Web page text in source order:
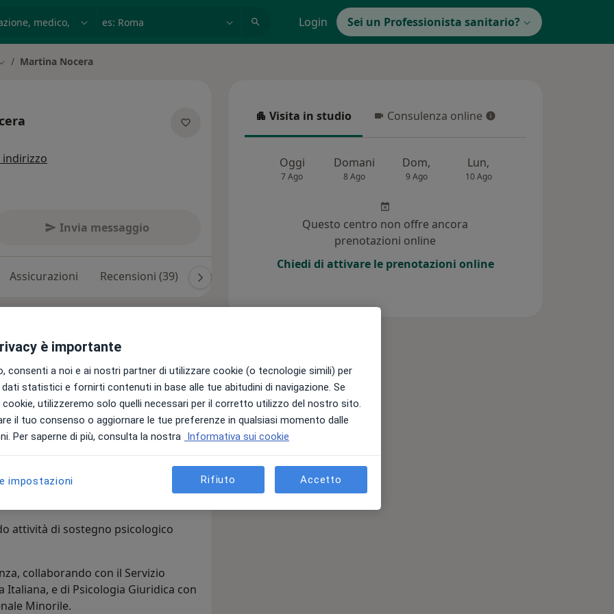
Login Sei un Professionista sanitario?
città
Martina Nocera
indirizzo
Invia messaggio
Assicurazioni Recensioni (39) Risposte ai pazienti (13)
Clinica e psicoterapeuta in
di Salute Mentale, in
territorio, occupandomi di
vittime di violenza; presso centri di
del trattamento di disturbi del
dei disturbi dello spettro
attività di sostegno psicologico
collaborando con il Servizio
Italiana, e di Psicologia Giuridica con
Minorile.
Visita in studio
Visita in studio Consulenza online
Consulenza online
Oggi
7 Ago
Domani
8 Ago
Dom,
9 Ago
Lun,
10 Ago
Questo centro non offre ancora
prenotazioni online
Chiedi di attivare le prenotazioni online
è importante
consenti a noi e ai nostri partner di utilizzare cookie (o tecnologie simili) per
statistici e fornirti contenuti in base alle tue abitudini di navigazione. Se
utilizzeremo solo quelli necessari per il corretto utilizzo del nostro sito.
il tuo consenso o aggiornare le tue preferenze in qualsiasi momento dalle
Per saperne di più, consulta la nostra Informativa sui cookie
impostazioni Rifiuto Accetto